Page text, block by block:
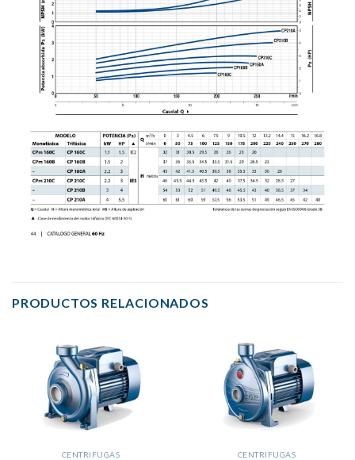
PRODUCTOS RELACIONADOS
CENTRIFUGAS CENTRIFUGAS